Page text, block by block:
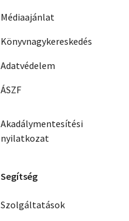
Médiaajánlat
Könyvnagykereskedés
Adatvédelem
ÁSZF
Akadálymentesítési
nyilatkozat
Segítség
Szolgáltatások